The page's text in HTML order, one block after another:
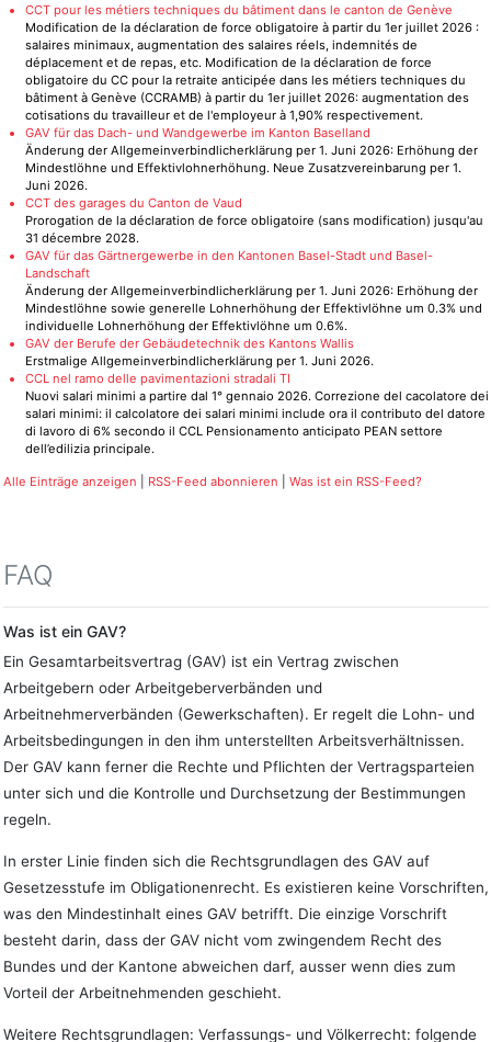
CCT pour les métiers techniques du bâtiment dans le canton de Genève
Modification de la déclaration de force obligatoire à partir du 1er juillet 2026 :
salaires minimaux, augmentation des salaires réels, indemnités de
déplacement et de repas, etc. Modification de la déclaration de force
obligatoire du CC pour la retraite anticipée dans les métiers techniques du
bâtiment à Genève (CCRAMB) à partir du 1er juillet 2026: augmentation des
cotisations du travailleur et de l'employeur à 1,90% respectivement.
GAV für das Dach- und Wandgewerbe im Kanton Baselland
Änderung der Allgemeinverbindlicherklärung per 1. Juni 2026: Erhöhung der
Mindestlöhne und Effektivlohnerhöhung. Neue Zusatzvereinbarung per 1.
Juni 2026.
CCT des garages du Canton de Vaud
Prorogation de la déclaration de force obligatoire (sans modification) jusqu'au
31 décembre 2028.
GAV für das Gärtnergewerbe in den Kantonen Basel-Stadt und Basel-
Landschaft
Änderung der Allgemeinverbindlicherklärung per 1. Juni 2026: Erhöhung der
Mindestlöhne sowie generelle Lohnerhöhung der Effektivlöhne um 0.3% und
individuelle Lohnerhöhung der Effektivlöhne um 0.6%.
GAV der Berufe der Gebäudetechnik des Kantons Wallis
Erstmalige Allgemeinverbindlicherklärung per 1. Juni 2026.
CCL nel ramo delle pavimentazioni stradali TI
Nuovi salari minimi a partire dal 1° gennaio 2026. Correzione del cacolatore dei
salari minimi: il calcolatore dei salari minimi include ora il contributo del datore
di lavoro di 6% secondo il CCL Pensionamento anticipato PEAN settore
dell’edilizia principale.
Alle Einträge anzeigen RSS-Feed abonnieren Was ist ein RSS-Feed?
FAQ
Was ist ein GAV?
Ein Gesamtarbeitsvertrag (GAV) ist ein Vertrag zwischen
Arbeitgebern oder Arbeitgeberverbänden und
Arbeitnehmerverbänden (Gewerkschaften). Er regelt die Lohn- und
Arbeitsbedingungen in den ihm unterstellten Arbeitsverhältnissen.
Der GAV kann ferner die Rechte und Pflichten der Vertragsparteien
unter sich und die Kontrolle und Durchsetzung der Bestimmungen
regeln.
In erster Linie finden sich die Rechtsgrundlagen des GAV auf
Gesetzesstufe im Obligationenrecht. Es existieren keine Vorschriften,
was den Mindestinhalt eines GAV betrifft. Die einzige Vorschrift
besteht darin, dass der GAV nicht vom zwingendem Recht des
Bundes und der Kantone abweichen darf, ausser wenn dies zum
Vorteil der Arbeitnehmenden geschieht.
Weitere Rechtsgrundlagen: Verfassungs- und Völkerrecht: folgende